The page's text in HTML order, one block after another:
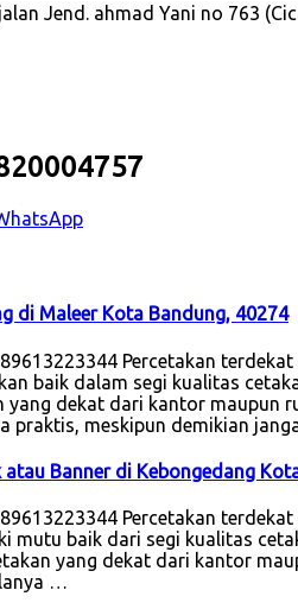
Jend. ahmad Yani no 763
di Maleer Kota Bandung, 40274
Percetakan
baik dalam segi kualitas
yang dekat dari kantor maupun
praktis, meskipun demikian
Banner di Kebongedang
Percetakan
mutu baik dari segi kualitas
yang dekat dari kantor
…